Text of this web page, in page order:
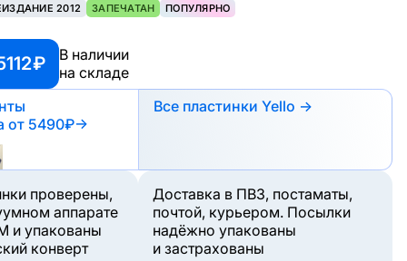
2012 ЗАПЕЧАТАН ПОПУЛЯРНО
₽
В наличии
на складе
от 5490₽→
Все пластинки Yello →
проверены,
аппарате
и упакованы
конверт
Доставка в ПВЗ, постаматы,
почтой, курьером. Посылки
надёжно упакованы
и застрахованы